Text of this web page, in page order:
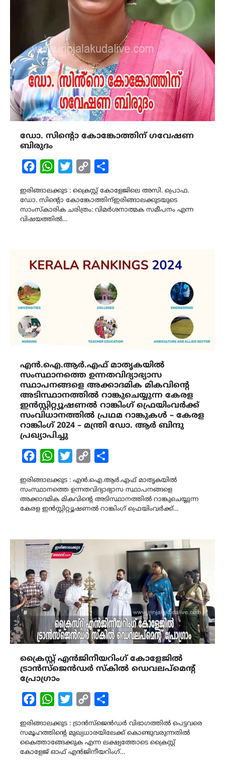
ഡോ. സിൻ്റൊ കോങ്കോത്തിന് ഗവേഷണ
ബിരുദം
FacebookWhatsAppTwitterCopy
ഇരിങ്ങാലക്കുട : ക്രൈസ്റ്റ് കോളേജിലെ അസി. പ്രൊഫ.
ഡോ. സിൻ്റൊ കോങ്കോത്തിന്ഇരിങ്ങാലക്കുടയുടെ
സാംസ്കാരിക ചരിത്രം: വിമർശനാത്മക സമീപനം എന്ന
വിഷയത്തിൽ…
എൻ.ഐ.ആർ.എഫ് മാതൃകയില്‍
സംസ്ഥാനത്തെ ഉന്നതവിദ്യാഭ്യാസ
സ്ഥാപനങ്ങളെ അക്കാദമിക മികവിന്റെ
അടിസ്ഥാനത്തില്‍ റാങ്കുചെയ്യുന്ന കേരള
ഇന്‍സ്റ്റിറ്റ്യൂഷണല്‍ റാങ്കിംഗ് ഫ്രെയിംവര്‍ക്ക്
സംവിധാനത്തിൽ പ്രഥമ റാങ്കുകൾ – കേരള
റാങ്കിംഗ് 2024 – മന്ത്രി ഡോ. ആർ ബിന്ദു
പ്രഖ്യാപിച്ചു
FacebookWhatsAppTwitterCopy
ഇരിങ്ങാലക്കുട : എൻ.ഐ.ആർ.എഫ് മാതൃകയില്‍
സംസ്ഥാനത്തെ ഉന്നതവിദ്യാഭ്യാസ സ്ഥാപനങ്ങളെ
അക്കാദമിക മികവിന്റെ അടിസ്ഥാനത്തില്‍ റാങ്കുചെയ്യുന്ന
കേരള ഇന്‍സ്റ്റിറ്റ്യൂഷണല്‍ റാങ്കിംഗ് ഫ്രെയിംവര്‍ക്ക്…
ക്രൈസ്റ്റ് എൻജിനീയറിംഗ് കോളേജിൽ
ട്രാൻസ്‌ജെൻഡർ സ്കിൽ ഡെവലപ്മെന്റ്
പ്രോഗ്രാം
FacebookWhatsAppTwitterCopy
ഇരിങ്ങാലക്കുട : ട്രാൻസ്‌ജെൻഡർ വിഭാഗത്തിൽ പെട്ടവരെ
സമൂഹത്തിന്റെ മുഖ്യധാരയിലേക്ക് കൊണ്ടുവരുന്നതിൽ
കൈത്താങ്ങേക്കുക എന്ന ലക്ഷ്യത്തോടെ ക്രൈസ്റ്റ്
കോളേജ് ഓഫ് എൻജിനീയറിംഗ്…